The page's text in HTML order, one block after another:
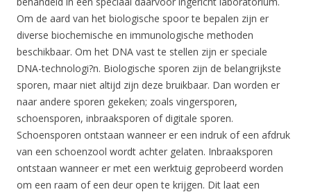
Om de aard van het biologische spoor te bepalen zijn er
diverse biochemische en immunologische methoden
beschikbaar. Om het DNA vast te stellen zijn er speciale
DNA-technologi?n. Biologische sporen zijn de belangrijkste
sporen, maar niet altijd zijn deze bruikbaar. Dan worden er
naar andere sporen gekeken; zoals vingersporen,
schoensporen, inbraaksporen of digitale sporen.
Schoensporen ontstaan wanneer er een indruk of een afdruk
van een schoenzool wordt achter gelaten. Inbraaksporen
ontstaan wanneer er met een werktuig geprobeerd worden
om een raam of een deur open te krijgen. Dit laat een